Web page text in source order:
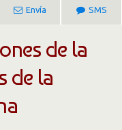
Envía SMS
de la
de la